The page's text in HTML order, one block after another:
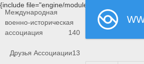
{include file="engine/modules/saperu/
Международная
военно-историческая
ассоциация
140
Друзья Ассоциации13